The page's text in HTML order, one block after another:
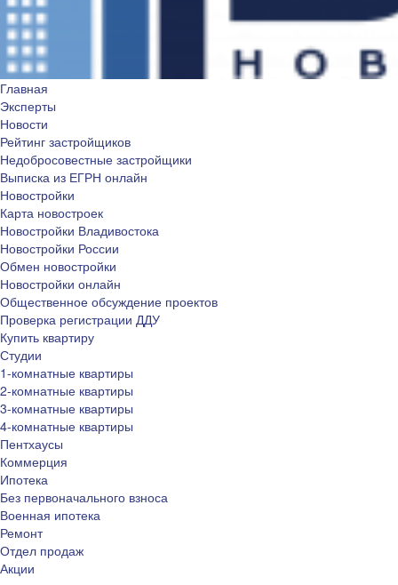
Главная
Эксперты
Новости
Рейтинг застройщиков
Недобросовестные застройщики
Выписка из ЕГРН онлайн
Новостройки
Карта новостроек
Новостройки Владивостока
Новостройки России
Обмен новостройки
Новостройки онлайн
Общественное обсуждение проектов
Проверка регистрации ДДУ
Купить квартиру
Студии
1-комнатные квартиры
2-комнатные квартиры
3-комнатные квартиры
4-комнатные квартиры
Пентхаусы
Коммерция
Ипотека
Без первоначального взноса
Военная ипотека
Ремонт
Отдел продаж
Акции